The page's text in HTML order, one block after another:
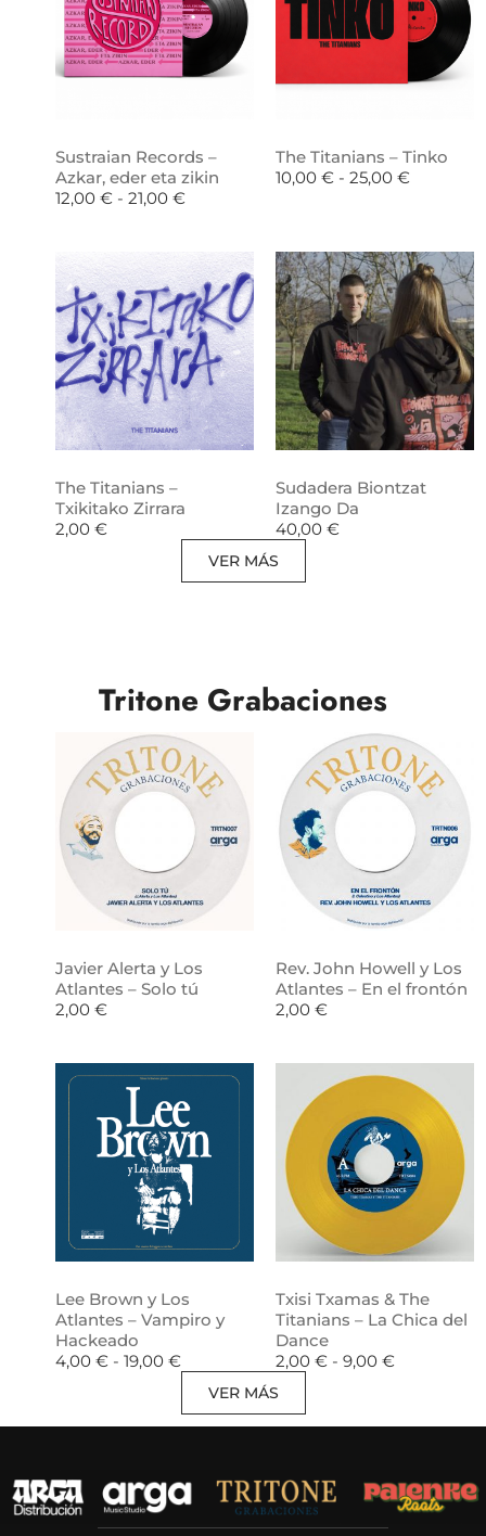
Sustraian Records –
Azkar, eder eta zikin
12,00 € - 21,00 €
The Titanians – Tinko
10,00 € - 25,00 €
The Titanians –
Txikitako Zirrara
2,00 €
Sudadera Biontzat
Izango Da
40,00 €
VER MÁS
Tritone Grabaciones
Javier Alerta y Los
Atlantes – Solo tú
2,00 €
Rev. John Howell y Los
Atlantes – En el frontón
2,00 €
Lee Brown y Los
Atlantes – Vampiro y
Hackeado
4,00 € - 19,00 €
Txisi Txamas & The
Titanians – La Chica del
Dance
2,00 € - 9,00 €
VER MÁS